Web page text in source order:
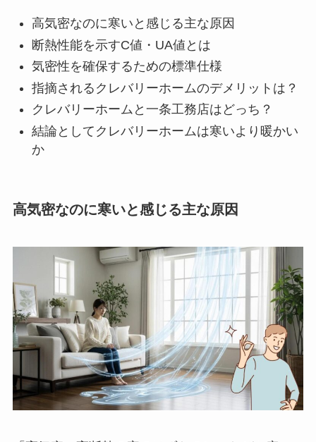
高気密なのに寒いと感じる主な原因
断熱性能を示すC値・UA値とは
気密性を確保するための標準仕様
指摘されるクレバリーホームのデメリットは？
クレバリーホームと一条工務店はどっち？
結論としてクレバリーホームは寒いより暖かい
か
高気密なのに寒いと感じる主な原因